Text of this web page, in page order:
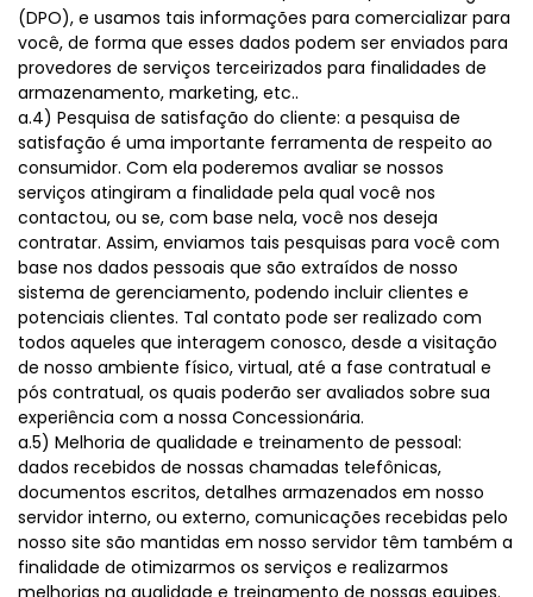
(DPO), e usamos tais informações para comercializar para
você, de forma que esses dados podem ser enviados para
provedores de serviços terceirizados para finalidades de
armazenamento, marketing, etc..
a.4) Pesquisa de satisfação do cliente: a pesquisa de
satisfação é uma importante ferramenta de respeito ao
consumidor. Com ela poderemos avaliar se nossos
serviços atingiram a finalidade pela qual você nos
contactou, ou se, com base nela, você nos deseja
contratar. Assim, enviamos tais pesquisas para você com
base nos dados pessoais que são extraídos de nosso
sistema de gerenciamento, podendo incluir clientes e
potenciais clientes. Tal contato pode ser realizado com
todos aqueles que interagem conosco, desde a visitação
de nosso ambiente físico, virtual, até a fase contratual e
pós contratual, os quais poderão ser avaliados sobre sua
experiência com a nossa Concessionária.
a.5) Melhoria de qualidade e treinamento de pessoal:
dados recebidos de nossas chamadas telefônicas,
documentos escritos, detalhes armazenados em nosso
servidor interno, ou externo, comunicações recebidas pelo
nosso site são mantidas em nosso servidor têm também a
finalidade de otimizarmos os serviços e realizarmos
melhorias na qualidade e treinamento de nossas equipes.